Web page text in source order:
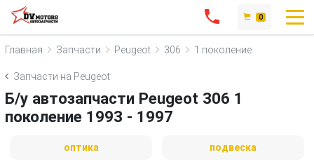
0
Главная Запчасти Peugeot 306 1 поколение
Запчасти на Peugeot
Б/у автозапчасти Peugeot 306 1
поколение 1993 - 1997
оптика подвеска